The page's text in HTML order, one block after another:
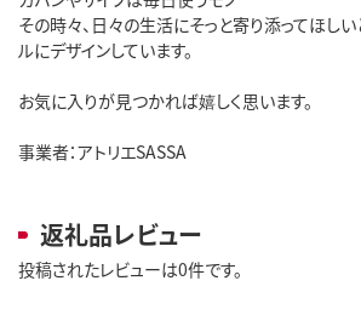
その時々、日々の生活にそっと寄り添ってほし
ルにデザインしています。
お気に入りが見つかれば嬉しく思います。
返礼品レビュー
投稿されたレビューは0件です。